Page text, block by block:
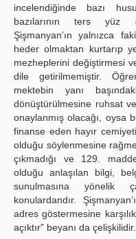
incelendiğinde bazı
bazılarının ters yüz
Şişmanyan’ın yalnızca
heder olmaktan kurtarıp
mezheplerini değiştirmesi
dile getirilmemiştir.
mektebin yanı
dönüştürülmesine ruhsat
onaylanmış olacağı, oysa
finanse eden hayır
olduğu söylenmesine
çıkmadığı ve 129.
olduğu anlaşılan bilgi,
sunulmasına yönelik
konulardandır.
adres göstermesine
açıktır” beyanı da çelişkilidir.